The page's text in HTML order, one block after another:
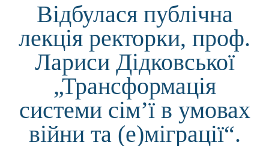
Відбулася публічна
лекція ректорки, проф.
Лариси Дідковської
„Трансформація
системи сім’ї в умовах
війни та (е)міграції“.